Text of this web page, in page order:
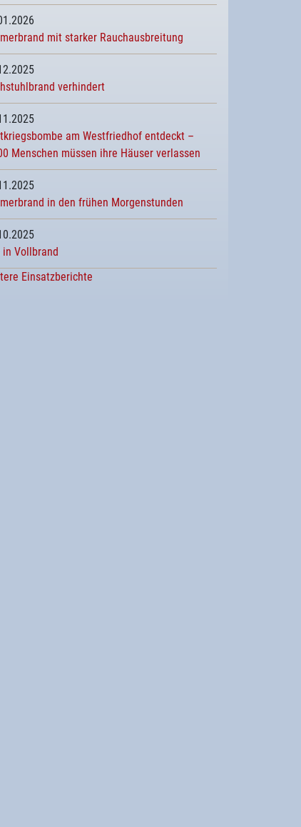
mit starker Rauchausbreitung
verhindert
am Westfriedhof entdeckt –
Menschen müssen ihre Häuser verlassen
in den frühen Morgenstunden
in Vollbrand
Einsatzberichte